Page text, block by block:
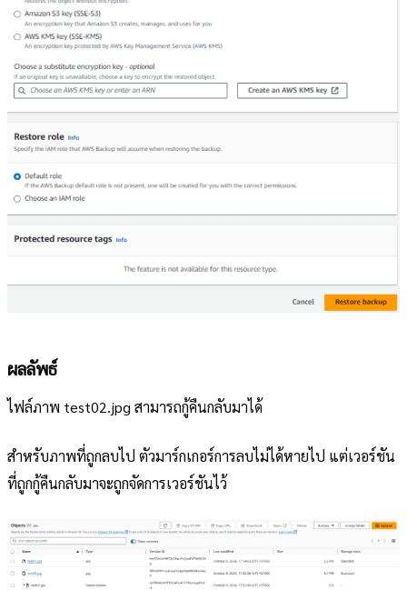
ผลลัพธ์
ไฟล์ภาพ test02.jpg สามารถกู้คืนกลับมาได้
สำหรับภาพที่ถูกลบไป ตัวมาร์กเกอร์การลบไม่ได้หายไป แต่เวอร์ชัน
ที่ถูกกู้คืนกลับมาจะถูกจัดการเวอร์ชันไว้